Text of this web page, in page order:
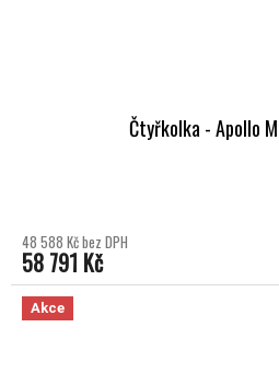
Čtyřkolka - Apollo
48 588 Kč bez DPH
58 791 Kč
Akce